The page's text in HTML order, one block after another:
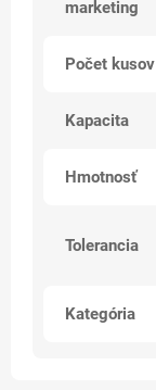
marketing
Počet kusov
Kapacita
Hmotnosť
Tolerancia
Kategória